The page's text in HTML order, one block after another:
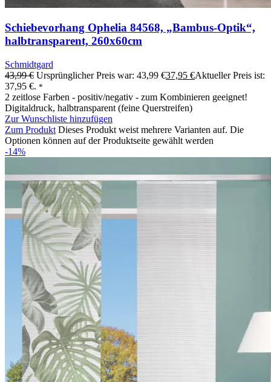
Schiebevorhang Ophelia 84568, „Bambus-Optik“,
halbtransparent, 260x60cm
Schmidtgard
43,99€ Ursprünglicher Preis war: 43,99 €37,95 €Aktueller Preis ist:
37,95 €. *
2 zeitlose Farben - positiv/negativ - zum Kombinieren geeignet!
Digitaldruck, halbtransparent (feine Querstreifen)
Zur Wunschliste hinzufügen
Zum Produkt Dieses Produkt weist mehrere Varianten auf. Die
Optionen können auf der Produktseite gewählt werden
-14%